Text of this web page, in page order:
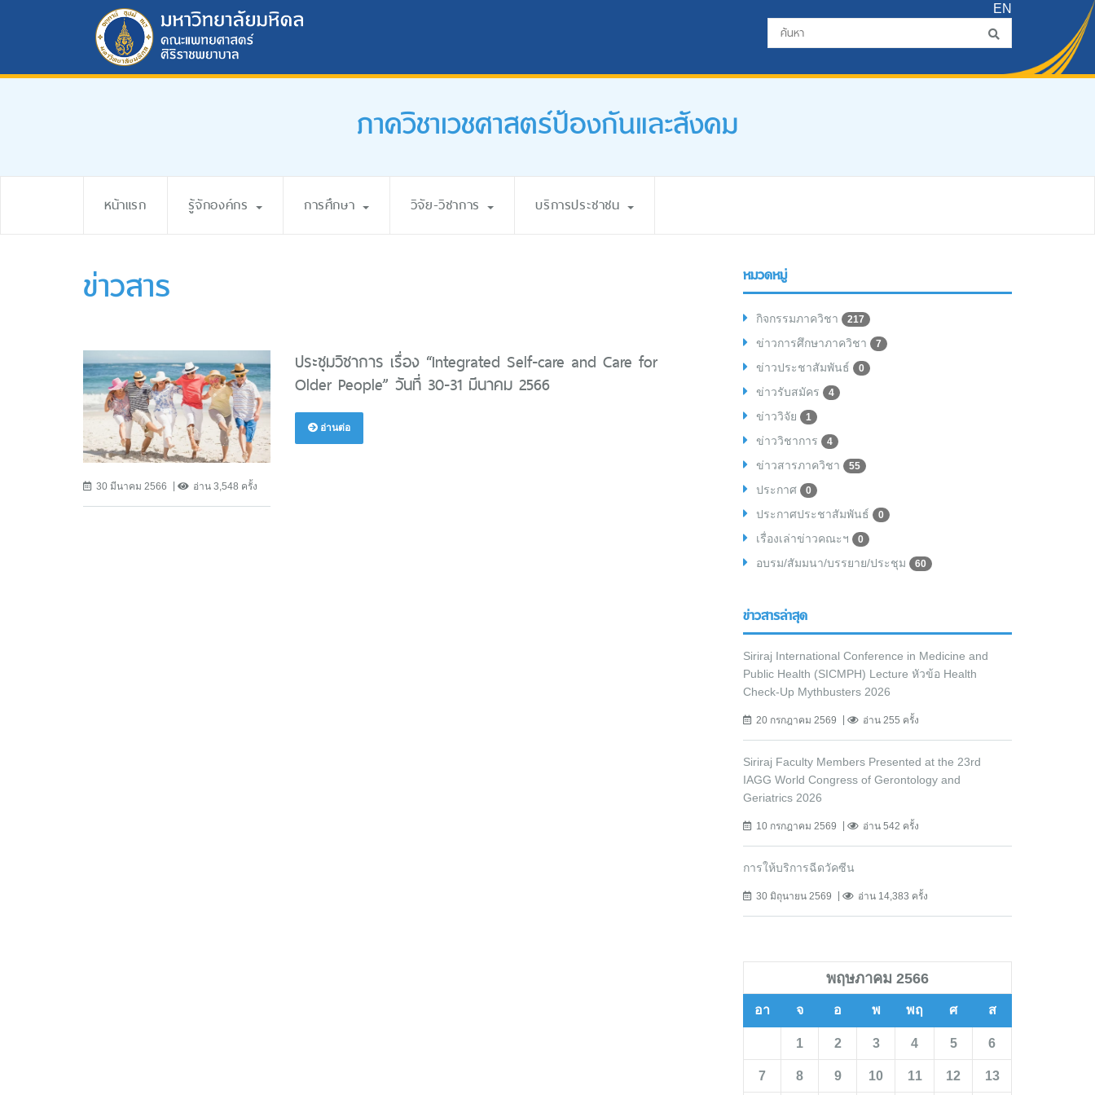
EN
ภาควิชาเวชศาสตร์ป้องกันและสังคม
หน้าแรก รู้จักองค์กร การศึกษา วิจัย-วิชาการ บริการประชาชน
ข่าวสาร
30 มีนาคม 2566 อ่าน 3,548 ครั้ง
ประชุมวิชาการ เรื่อง “Integrated Self-care and Care for
Older People” วันที่ 30-31 มีนาคม 2566
อ่านต่อ
หมวดหมู่
กิจกรรมภาควิชา 217
ข่าวการศึกษาภาควิชา 7
ข่าวประชาสัมพันธ์ 0
ข่าวรับสมัคร 4
ข่าววิจัย 1
ข่าววิชาการ 4
ข่าวสารภาควิชา 55
ประกาศ 0
ประกาศประชาสัมพันธ์ 0
เรื่องเล่าข่าวคณะฯ 0
อบรม/สัมมนา/บรรยาย/ประชุม 60
ข่าวสารล่าสุด
Siriraj International Conference in Medicine and
Public Health (SICMPH) Lecture หัวข้อ Health
Check-Up Mythbusters 2026
20 กรกฎาคม 2569 อ่าน 255 ครั้ง
Siriraj Faculty Members Presented at the 23rd
IAGG World Congress of Gerontology and
Geriatrics 2026
10 กรกฎาคม 2569 อ่าน 542 ครั้ง
การให้บริการฉีดวัคซีน
30 มิถุนายน 2569 อ่าน 14,383 ครั้ง
พฤษภาคม 2566
อา จ อ พ พฤ ศ ส
1 2 3 4 5 6
7 8 9 10 11 12 13